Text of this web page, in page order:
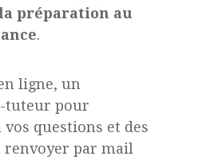
préparation au
.
ligne, un
tuteur pour
questions et des
renvoyer par mail